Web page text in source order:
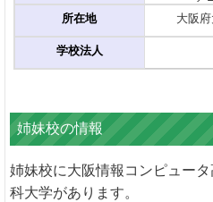
所在地
学校法人
大阪
姉妹校の情報
姉妹校に大阪情報コンピュー
科大学があります。